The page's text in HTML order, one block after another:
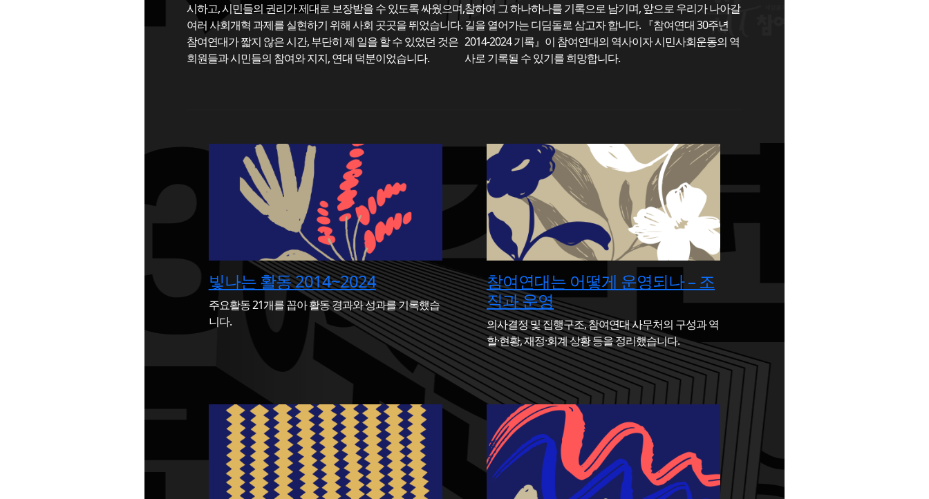
시하고, 시민들의 권리가 제대로 보장받을 수 있도록 싸웠으며,
여러 사회개혁 과제를 실현하기 위해 사회 곳곳을 뛰었습니다.
참여연대가 짧지 않은 시간, 부단히 제 일을 할 수 있었던 것은
회원들과 시민들의 참여와 지지, 연대 덕분이었습니다.
찰하여 그 하나하나를 기록으로 남기며, 앞으로 우리가 나아갈
길을 열어가는 디딤돌로 삼고자 합니다. 『참여연대 30주년
2014-2024 기록』이 참여연대의 역사이자 시민사회운동의 역
사로 기록될 수 있기를 희망합니다.
빛나는 활동 2014~2024
주요활동 21개를 꼽아 활동 경과와 성과를 기록했습
니다.
참여연대는 어떻게 운영되나 – 조
직과 운영
의사결정 및 집행구조, 참여연대 사무처의 구성과 역
할·현황, 재정·회계 상황 등을 정리했습니다.